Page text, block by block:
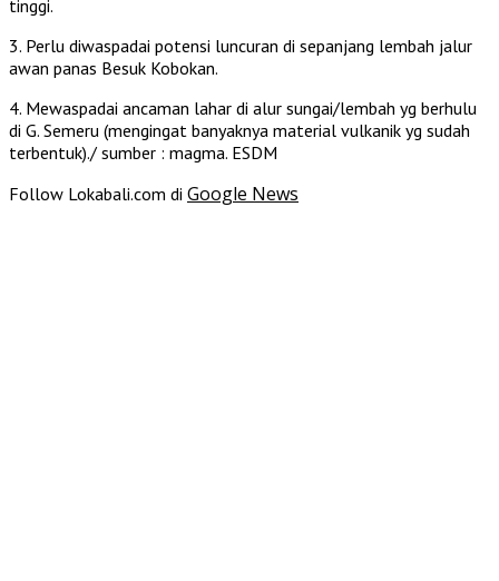
tinggi.
3. Perlu diwaspadai potensi luncuran di sepanjang lembah jalur
awan panas Besuk Kobokan.
4. Mewaspadai ancaman lahar di alur sungai/lembah yg berhulu
di G. Semeru (mengingat banyaknya material vulkanik yg sudah
terbentuk)./ sumber : magma. ESDM
Follow Lokabali.com di Google News